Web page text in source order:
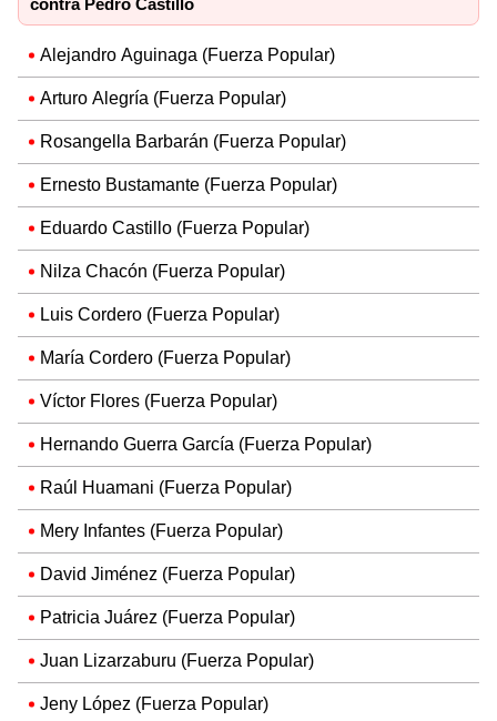
contra Pedro Castillo
Alejandro Aguinaga (Fuerza Popular)
Arturo Alegría (Fuerza Popular)
Rosangella Barbarán (Fuerza Popular)
Ernesto Bustamante (Fuerza Popular)
Eduardo Castillo (Fuerza Popular)
Nilza Chacón (Fuerza Popular)
Luis Cordero (Fuerza Popular)
María Cordero (Fuerza Popular)
Víctor Flores (Fuerza Popular)
Hernando Guerra García (Fuerza Popular)
Raúl Huamani (Fuerza Popular)
Mery Infantes (Fuerza Popular)
David Jiménez (Fuerza Popular)
Patricia Juárez (Fuerza Popular)
Juan Lizarzaburu (Fuerza Popular)
Jeny López (Fuerza Popular)